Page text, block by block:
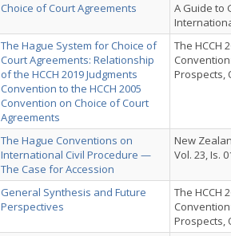
Choice of Court Agreements
A Guide to
The Hague System for Choice of
Court Agreements: Relationship
of the HCCH 2019 Judgments
Convention to the HCCH 2005
Convention on Choice of Court
Agreements
The HCCH
Prospects,
The Hague Conventions on
International Civil Procedure —
The Case for Accession
New
Vol. 23, Is.
General Synthesis and Future
Perspectives
The HCCH
Prospects,